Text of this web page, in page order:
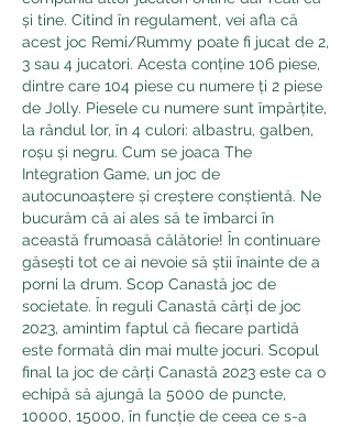
și tine. Citind în regulament, vei afla că
acest joc Remi/Rummy poate fi jucat de 2,
3 sau 4 jucatori. Acesta conține 106 piese,
dintre care 104 piese cu numere ți 2 piese
de Jolly. Piesele cu numere sunt împărțite,
la rândul lor, în 4 culori: albastru, galben,
roșu și negru. Cum se joaca The
Integration Game, un joc de
autocunoaștere și creștere conștientă. Ne
bucurăm că ai ales să te îmbarci în
această frumoasă călătorie! În continuare
găsești tot ce ai nevoie să știi înainte de a
porni la drum. Scop Canastă joc de
societate. În reguli Canastă cărți de joc
2023, amintim faptul că fiecare partidă
este formată din mai multe jocuri. Scopul
final la joc de cărți Canastă 2023 este ca o
echipă să ajungă la 5000 de puncte,
10000, 15000, în funcție de ceea ce s-a